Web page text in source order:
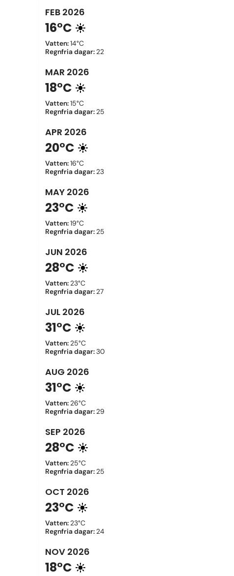
FEB 2026
16°C
Vatten:14°C
Regnfria dagar: 22
MAR 2026
18°C
Vatten:15°C
Regnfria dagar: 25
APR 2026
20°C
Vatten:16°C
Regnfria dagar: 23
MAY 2026
23°C
Vatten:19°C
Regnfria dagar: 25
JUN 2026
28°C
Vatten: 23°C
Regnfria dagar: 27
JUL 2026
31°C
Vatten: 25°C
Regnfria dagar:30
AUG 2026
31°C
Vatten: 26°C
Regnfria dagar: 29
SEP 2026
28°C
Vatten: 25°C
Regnfria dagar: 25
OCT 2026
23°C
Vatten: 23°C
Regnfria dagar: 24
NOV 2026
18°C